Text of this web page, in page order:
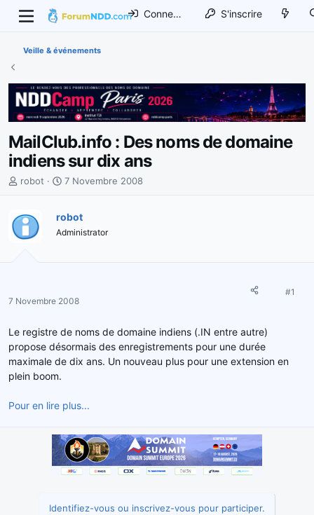
Connexion S'inscrire
Veille & événements
MailClub.info : Des noms de domaine
indiens sur dix ans
I
t
i
r
e
l
a
d
s
robot
D
e
d
u
7 Novembre 2008
robot
Administrator
7 Novembre 2008
#1
Le registre de noms de domaine indiens (.IN entre autre)
propose désormais des enregistrements pour une durée
maximale de dix ans. Un nouveau plus pour une extension en
plein boom.
Pour en lire plus...
Identifiez-vous ou inscrivez-vous pour participer.